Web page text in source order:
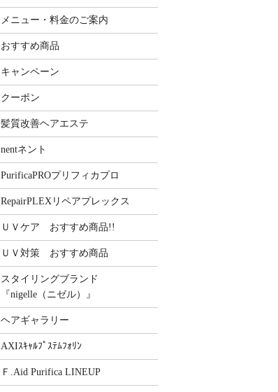
メニュー・料金のご案内
おすすめ商品
キャンペーン
クーポン
髪質改善ヘアエステ
nentネント
PurificaPROプリフィカプロ
RepairPLEXリペアプレックス
ＵＶケア おすすめ商品!!
ＵＶ対策 おすすめ商品
スタイリングブランド
『nigelle（ニゼル）』
ヘアギャラリー
AXIｽｷｬﾙﾌﾟｽﾃﾑﾌｫﾘﾝ
Ｆ.Aid Purifica LINEUP